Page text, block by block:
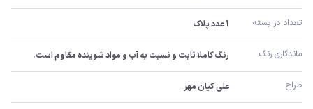
تعداد در بسته 1 عدد پلاک
ماندگاری رنگ رنگ کاملا ثابت و نسبت به آب و مواد شوینده مقاوم است.
طراح علی کیان مهر